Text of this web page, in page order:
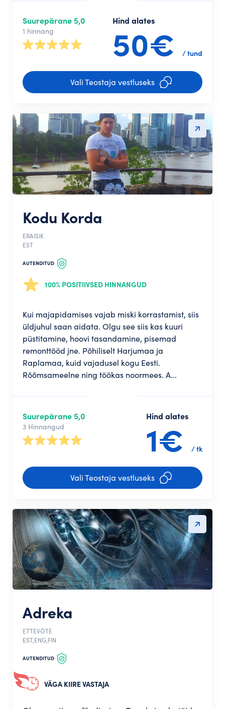
Vali Teostaja vestluseks
Hind alates
50€ / tund
Suurepärane 5,0
1 hinnang
Kodu Korda
ERAISIK
EST
AUTENDITUD
100% POSITIIVSED HINNANGUD
Kui majapidamises vajab miski korrastamist, siis
üldjuhul saan aidata. Olgu see siis kas kuuri
püstitamine, hoovi tasandamine, pisemad
remonttööd jne. Põhiliselt Harjumaa ja
Raplamaa, kuid vajadusel kogu Eesti.
Rõõmsameelne ning töökas noormees. A...
Vali Teostaja vestluseks
Hind alates
1€ / tk
Suurepärane 5,0
3 Hinnangud
Adreka
ETTEVÕTE
EST,ENG,FIN
AUTENDITUD
VÄGA KIIRE VASTAJA